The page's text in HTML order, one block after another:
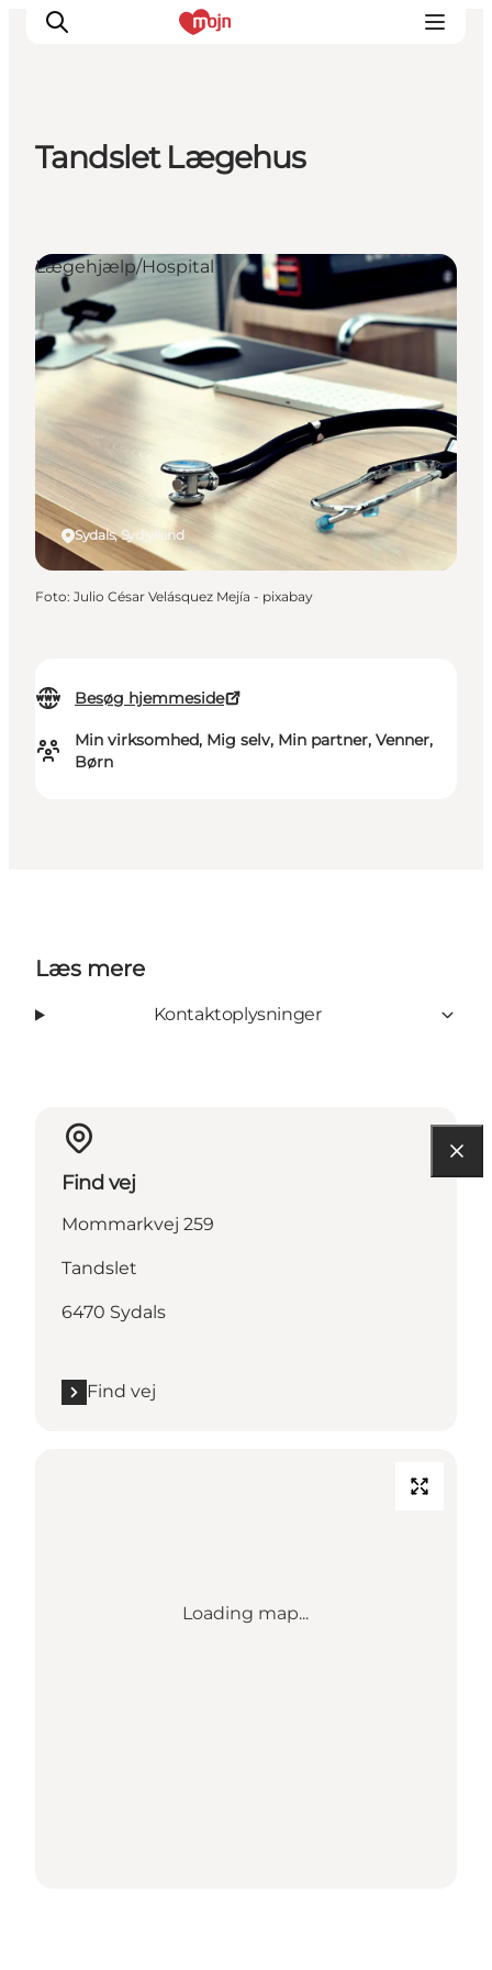
Det sker
Overnatning
Planlæg din ferie
Booking
Tandslet Lægehus
Besøg hjemmeside
Min virksomhed, Mig selv, Min partner, Venner,
Børn
Sydals, Sydjylland
Lægehjælp/Hospital
Foto: Julio César Velásquez Mejía - pixabay
Læs mere
Kontaktoplysninger
Find vej
Mommarkvej 259
Tandslet
6470 Sydals
Find vej
Loading map...